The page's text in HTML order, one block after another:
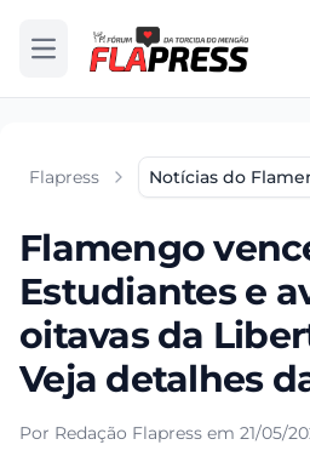
Abrir menu
Flapress Notícias do
Flamengo
Estudiantes e
oitavas da
Veja detalhes
Por Redação Flapress em 21/05/